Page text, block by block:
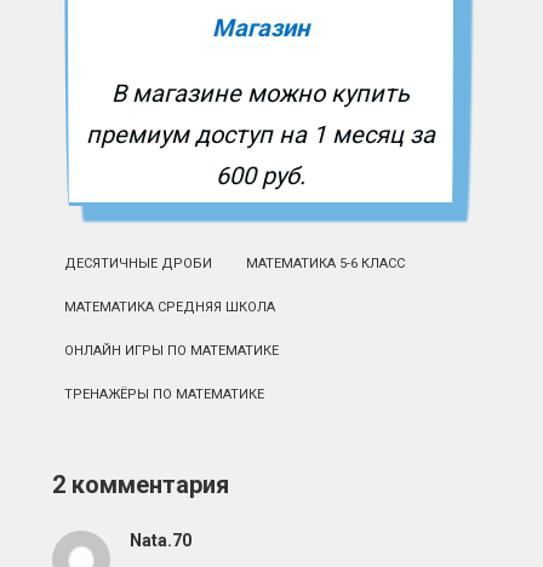
Магазин
В магазине можно купить
премиум доступ на 1 месяц за
600 руб.
ДЕСЯТИЧНЫЕ ДРОБИ МАТЕМАТИКА 5-6 КЛАСС
МАТЕМАТИКА СРЕДНЯЯ ШКОЛА
ОНЛАЙН ИГРЫ ПО МАТЕМАТИКЕ
ТРЕНАЖЁРЫ ПО МАТЕМАТИКЕ
2 комментария
Nata.70